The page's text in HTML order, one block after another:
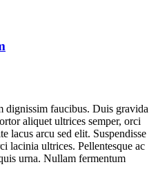
dignissim faucibus. Duis gravida
aliquet ultrices semper, orci
lacus arcu sed elit. Suspendisse
lacinia ultrices. Pellentesque ac
urna. Nullam fermentum